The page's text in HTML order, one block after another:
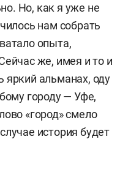
Но, как я уже не
нам собрать
опыта,
же, имея и то и
яркий альманах, оду
городу — Уфе,
«город» смело
история будет